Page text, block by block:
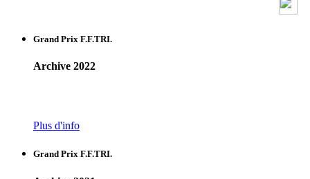
Grand Prix F.F.TRI.
Archive 2022
Plus d'info
Grand Prix F.F.TRI.